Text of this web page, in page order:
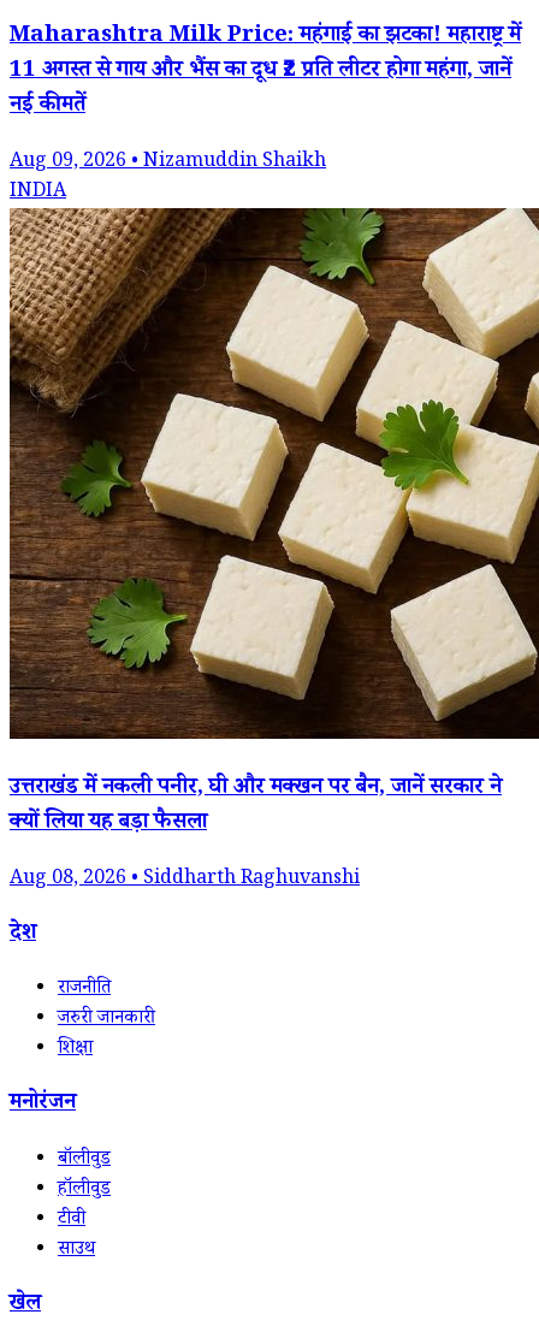
Maharashtra Milk Price: महंगाई का झटका! महाराष्ट्र में
11 अगस्त से गाय और भैंस का दूध ₹2 प्रति लीटर होगा महंगा, जानें
नई कीमतें
Aug 09, 2026 • Nizamuddin Shaikh
INDIA
उत्तराखंड में नकली पनीर, घी और मक्खन पर बैन, जानें सरकार ने
क्यों लिया यह बड़ा फैसला
Aug 08, 2026 • Siddharth Raghuvanshi
देश
राजनीति
जरुरी जानकारी
शिक्षा
मनोरंजन
बॉलीवुड
हॉलीवुड
टीवी
साउथ
खेल